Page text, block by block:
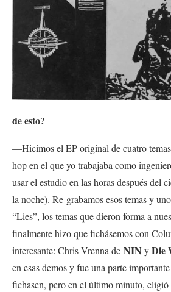
de esto?
—Hicimos el EP original de cuatro
hop en el que yo trabajaba como
usar el estudio en las horas después del
la noche). Re-grabamos esos temas y
“Lies”, los temas que dieron forma a
finalmente hizo que fichásemos con
interesante: Chris Vrenna de NIN yDie
en esas demos y fue una parte
fichasen, pero en el último minuto,